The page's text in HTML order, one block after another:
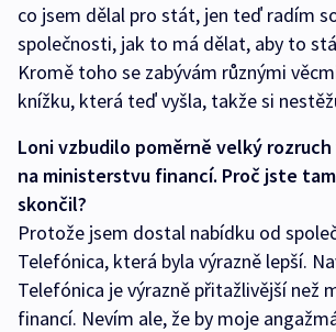
co jsem dělal pro stát, jen teď radím
společnosti, jak to má dělat, aby to
Kromě toho se zabývám různými
knížku, která teď vyšla, takže si
Loni vzbudilo poměrně velký rozruch
na ministerstvu financí. Proč jste
skončil?
Protože jsem dostal nabídku od
Telefónica, která byla výrazně lepší.
Telefónica je výrazně přitažlivější než
financí. Nevím ale, že by moje